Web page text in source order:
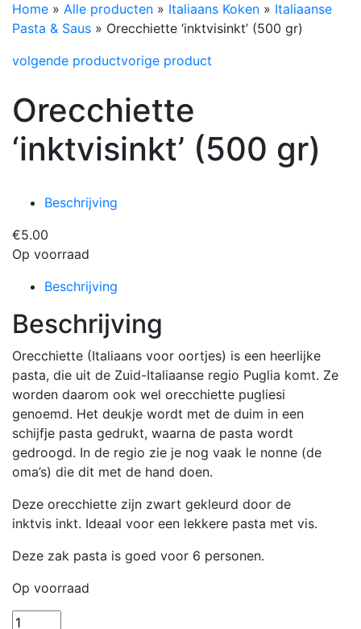
Home » Alle producten » Italiaans Koken » Italiaanse
Pasta & Saus » Orecchiette ‘inktvisinkt’ (500 gr)
volgende productvorige product
Orecchiette
‘inktvisinkt’ (500 gr)
Beschrijving
€5.00
Op voorraad
Beschrijving
Beschrijving
Orecchiette (Italiaans voor oortjes) is een heerlijke
pasta, die uit de Zuid-Italiaanse regio Puglia komt. Ze
worden daarom ook wel orecchiette pugliesi
genoemd. Het deukje wordt met de duim in een
schijfje pasta gedrukt, waarna de pasta wordt
gedroogd. In de regio zie je nog vaak le nonne (de
oma’s) die dit met de hand doen.
Deze orecchiette zijn zwart gekleurd door de
inktvis inkt. Ideaal voor een lekkere pasta met vis.
Deze zak pasta is goed voor 6 personen.
Op voorraad
Orecchiette